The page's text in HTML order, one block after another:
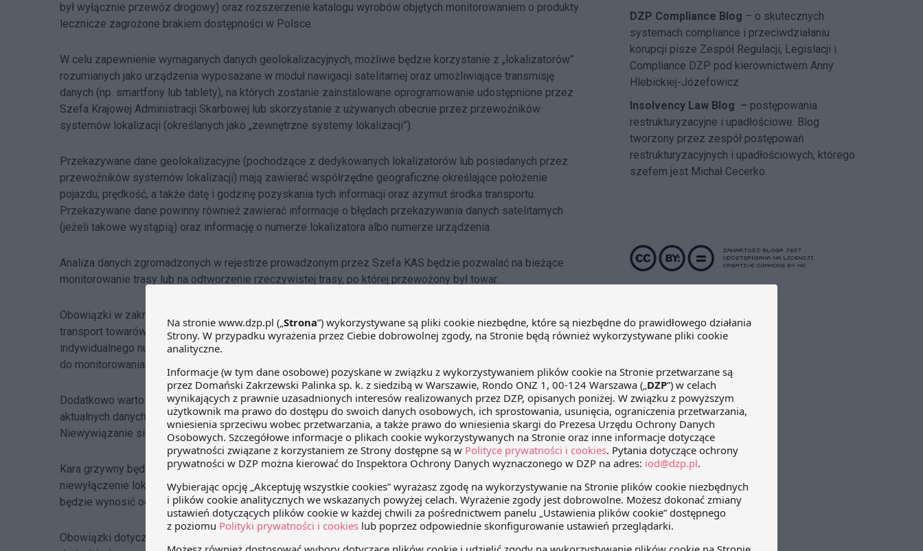
był wyłącznie przewóz drogowy) oraz rozszerzenie katalogu wyrobów objętych monitorowaniem o produkty
lecznicze zagrożone brakiem dostępności w Polsce.
W celu zapewnienie wymaganych danych geolokalizacyjnych, możliwe będzie korzystanie z „lokalizatorów”
rozumianych jako urządzenia wyposażane w moduł nawigacji satelitarnej oraz umożliwiające transmisję
danych (np. smartfony lub tablety), na których zostanie zainstalowane oprogramowanie udostępnione przez
Szefa Krajowej Administracji Skarbowej lub skorzystanie z używanych obecnie przez przewoźników
systemów lokalizacji (określanych jako „zewnętrzne systemy lokalizacji”).
Przekazywane dane geolokalizacyjne (pochodzące z dedykowanych lokalizatorów lub posiadanych przez
przewoźników systemów lokalizacji) mają zawierać współrzędne geograficzne określające położenie
pojazdu, prędkość, a także datę i godzinę pozyskania tych informacji oraz azymut środka transportu.
Przekazywane dane powinny również zawierać informacje o błędach przekazywania danych satelitarnych
(jeżeli takowe wystąpią) oraz informację o numerze lokalizatora albo numerze urządzenia.
Analiza danych zgromadzonych w rejestrze prowadzonym przez Szefa KAS będzie pozwalać na bieżące
monitorowanie trasy lub na odtworzenie rzeczywistej trasy, po której przewożony był towar.
Obowiązki w zakresie zapewnienia danych geolokalizacyjnych nakładane są na przewoźników wykonujących
transport towarów podlegających monitorowaniu. Będą oni zobligowani do zgłaszania do rejestru
indywidualnego numeru lokalizatora albo innego urządzenia zamontowanego w pojeździe, który będzie służył
do monitorowania danego środka transportu.
Dodatkowo warto wspomnieć, że to na przewoźniku będzie ciążyła odpowiedzialność za zapewnienie
aktualnych danych geolokalizacyjnych w trakcie całej trasy przewozu towaru objętego zgłoszeniem.
Niewywiązanie się z tego obowiązku będzie grozić nałożeniem kary pieniężnej w wysokości 10 000 złotych.
Kara grzywny będzie grozić także za nieprawidłowe używanie lokalizatora (m.in. niewłączenie lub
niewyłączenie lokalizatora). Będzie ona nakładana na kierowcę, jeżeli kontrola ujawni takie nieprawidłowości i
będzie wynosić od 5000 do 7500 złotych.
Obowiązki dotyczące geolokalizacji transportu towarów będą obowiązywać od dnia 1 października 2018 roku.
DZP Compliance Blog – o skutecznych
systemach compliance i przeciwdziałaniu
korupcji pisze Zespół Regulacji, Legislacji i
Compliance DZP pod kierownictwem Anny
Hlebickiej-Józefowicz
Insolvency Law Blog – postępowania
restrukturyzacyjne i upadłościowe. Blog
tworzony przez zespół postępowań
restrukturyzacyjnych i upadłościowych, którego
szefem jest Michał Cecerko.